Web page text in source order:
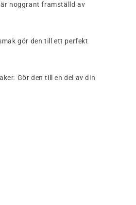
är noggrant framställd av
gör den till ett perfekt
Gör den till en del av din